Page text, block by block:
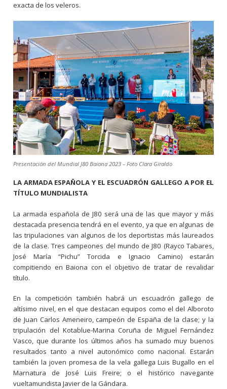
exacta de los veleros.
Presentación del Mundial J80 Baiona 2023 – Foto Clara Giraldo
LA ARMADA ESPAÑOLA Y EL ESCUADRÓN GALLEGO A POR EL
TÍTULO MUNDIALISTA
La armada española de J80 será una de las que mayor y más
destacada presencia tendrá en el evento, ya que en algunas de
las tripulaciones van algunos de los deportistas más laureados
de la clase. Tres campeones del mundo de J80 (Rayco Tabares,
José María “Pichu” Torcida e Ignacio Camino) estarán
compitiendo en Baiona con el objetivo de tratar de revalidar
título.
En la competición también habrá un escuadrón gallego de
altísimo nivel, en el que destacan equipos como el del Alboroto
de Juan Carlos Ameneiro, campeón de España de la clase; y la
tripulación del Kotablue-Marina Coruña de Miguel Fernández
Vasco, que durante los últimos años ha sumado muy buenos
resultados tanto a nivel autonómico como nacional. Estarán
también la joven promesa de la vela gallega Luis Bugallo en el
Marnatura de José Luis Freire; o el histórico navegante
vueltamundista Javier de la Gándara.